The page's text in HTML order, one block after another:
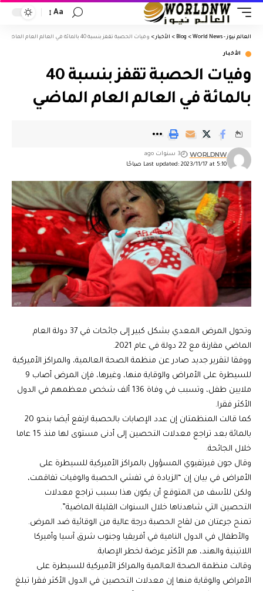
Aa
العالم نيوز - World News >
Blog
> الأخبار > وفيات الحصبة تقفز بنسبة 40 بالمائة في العالم العام الماضي
الأخبار
وفيات الحصبة تقفز بنسبة 40
بالمائة في العالم العام الماضي
Last updated: 2023/11/17 at 5:10 صباحًا
WORLDNW 3 سنوات ago
وتحول المرض المعدي بشكل كبير إلى جائحات في 37 دولة العام
الماضي مقارنة مع 22 دولة في عام 2021.
ووفقا لتقرير جديد صادر عن منظمة الصحة العالمية، والمراكز الأميركية
للسيطرة على الأمراض والوقاية منها، وغيرها، فإن المرض أصاب 9
ملايين طفل، وتسبب في وفاة 136 ألف شخص معظمهم في الدول
الأكثر فقرا.
كما قالت المنظمتان إن عدد الإصابات بالحصبة ارتفع أيضا بنحو 20
بالمائة بعد تراجع معدلات التحصين إلى أدنى مستوى لها منذ 15 عاما
خلال الجائحة.
وقال جون فيرتفيوي المسؤول بالمراكز الأميركية للسيطرة على
الأمراض في بيان إن “الزيادة في تفشي الحصبة والوفيات تفاقمت،
ولكن للأسف من المتوقع أن يكون هذا بسبب تراجع معدلات
التحصين التي شاهدناها خلال السنوات القليلة الماضية”.
تمنح جرعتان من لقاح الحصبة درجة عالية من الوقائية ضد المرض.
والأطفال في الدول النامية في أفريقيا وجنوب شرق آسيا وأميركا
اللاتينية والهند، هم الأكثر عرضة لخطر الإصابة.
وقالت منظمة الصحة العالمية والمراكز الأميركية للسيطرة على
الأمراض والوقاية منها إن معدلات التحصين في الدول الأكثر فقرا تبلغ